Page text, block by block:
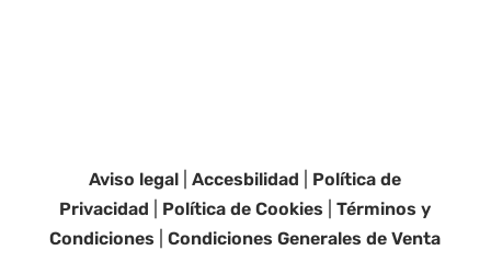
Aviso legal |Accesbilidad
Política de
Privacidad
Política de Cookies |Términos y
Condiciones |Condiciones Generales de Venta